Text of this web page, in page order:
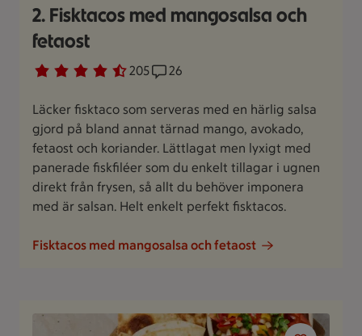
2. Fisktacos med mangosalsa och
fetaost
Betyg 4.6 av 5. 205
205 personer har röstatReceptet har 26 kommentarer
26
Läcker fisktaco som serveras med en härlig salsa
gjord på bland annat tärnad mango, avokado,
fetaost och koriander. Lättlagat men lyxigt med
panerade fiskfiléer som du enkelt tillagar i ugnen
direkt från frysen, så allt du behöver imponera
med är salsan. Helt enkelt perfekt fisktacos.
Fisktacos med mangosalsa och fetaost